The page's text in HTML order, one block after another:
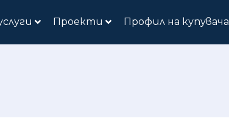
Проекти Профил на купувача